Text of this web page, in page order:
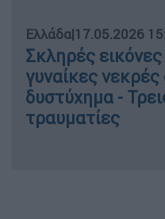
Ελλάδα|17.05.2026
Σκληρές
γυναίκες νεκρές
δυστύχημα -
τραυματίες